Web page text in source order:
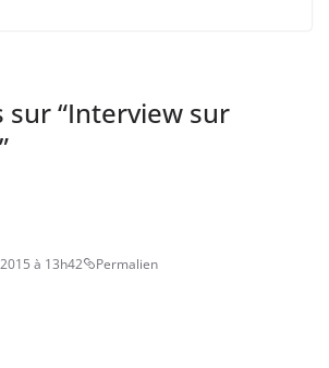
“Interview sur
”
à 13h42 Permalien